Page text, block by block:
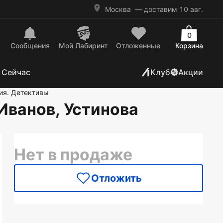
Москва — доставим 10 авг.
Сообщения Mой Лабиринт Отложенные Корзина
0
Клуб Акции
Детективы
Устинова
Нет в продаже
Отложить